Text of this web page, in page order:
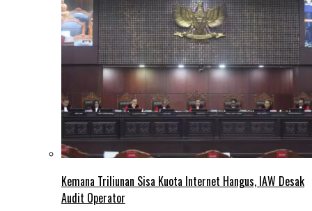
Kemana Triliunan Sisa Kuota Internet Hangus, IAW Desak
Audit Operator